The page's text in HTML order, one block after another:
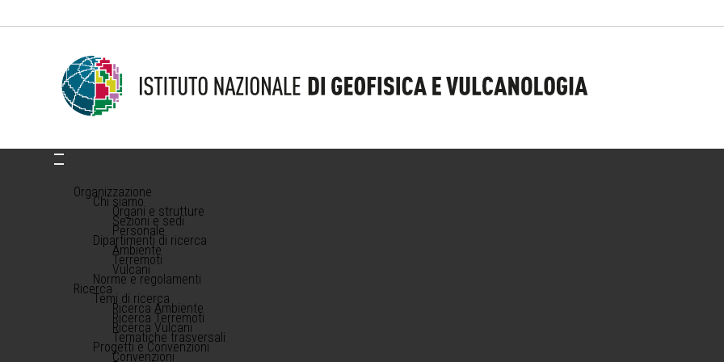
Organizzazione
Chi siamo
Organi e strutture
Sezioni e sedi
Personale
Dipartimenti di ricerca
Ambiente
Terremoti
Vulcani
Norme e regolamenti
Ricerca
Temi di ricerca
Ricerca Ambiente
Ricerca Terremoti
Ricerca Vulcani
Tematiche trasversali
Progetti e Convenzioni
Convenzioni